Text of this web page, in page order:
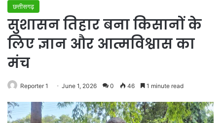
छत्तीसगढ़
सुशासन तिहार बना किसानों के
लिए ज्ञान और आत्मविश्वास का
मंच
Reporter 1 June 1, 2026 0 46 1 minute read